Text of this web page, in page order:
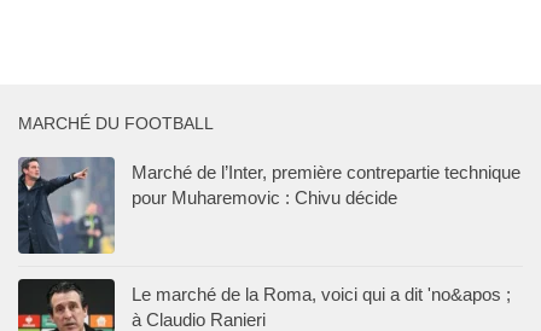
MARCHÉ DU FOOTBALL
Marché de l’Inter, première contrepartie technique
pour Muharemovic : Chivu décide
Le marché de la Roma, voici qui a dit 'no&apos ;
à Claudio Ranieri